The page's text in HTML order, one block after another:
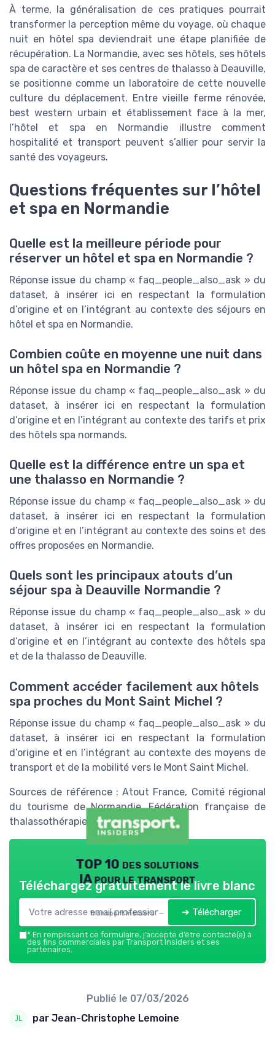
À terme, la généralisation de ces pratiques pourrait
transformer la perception même du voyage, où chaque
nuit en hôtel spa deviendrait une étape planifiée de
récupération. La Normandie, avec ses hôtels, ses hôtels
spa de caractère et ses centres de thalasso à Deauville,
se positionne comme un laboratoire de cette nouvelle
culture du déplacement. Entre vieille ferme rénovée,
best western urbain et établissement face à la mer,
l’hôtel et spa en Normandie illustre comment
hospitalité et transport peuvent s’allier pour servir la
santé des voyageurs.
Questions fréquentes sur l’hôtel
et spa en Normandie
Quelle est la meilleure période pour
réserver un hôtel et spa en Normandie ?
Réponse issue du champ « faq_people_also_ask » du
dataset, à insérer ici en respectant la formulation
d’origine et en l’intégrant au contexte des séjours en
hôtel et spa en Normandie.
Combien coûte en moyenne une nuit dans
un hôtel spa en Normandie ?
Réponse issue du champ « faq_people_also_ask » du
dataset, à insérer ici en respectant la formulation
d’origine et en l’intégrant au contexte des tarifs et prix
des hôtels spa normands.
Quelle est la différence entre un spa et
une thalasso en Normandie ?
Réponse issue du champ « faq_people_also_ask » du
dataset, à insérer ici en respectant la formulation
d’origine et en l’intégrant au contexte des soins et des
offres proposées en Normandie.
Quels sont les principaux atouts d’un
séjour spa à Deauville Normandie ?
Réponse issue du champ « faq_people_also_ask » du
dataset, à insérer ici en respectant la formulation
d’origine et en l’intégrant au contexte des hôtels spa
et de la thalasso de Deauville.
Comment accéder facilement aux hôtels
spa proches du Mont Saint Michel ?
Réponse issue du champ « faq_people_also_ask » du
dataset, à insérer ici en respectant la formulation
d’origine et en l’intégrant au contexte des moyens de
transport et de la mobilité vers le Mont Saint Michel.
Sources de référence : Atout France, Comité régional
du tourisme de Normandie, Fédération française de
thalassothérapie.
TOP 10 des solutions
IA pour le transport
Transport Insiders — 2026
Téléchargez gratuitement le livre blanc
➔ Télécharger
* En remplissant ce formulaire, j’accepte d’être contacté(e) à
des fins commerciales par Transport Insiders et ses
partenaires.
Publié le 07/03/2026
par Jean-Christophe Lemoine